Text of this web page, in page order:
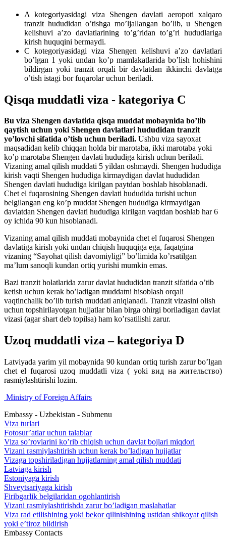
A kotegoriyasidagi viza Shengen davlati aeropoti xalqaro
tranzit hududidan o’tishga mo’ljallangan bo’lib, u Shengen
kelishuvi a’zo davlatlarining to’g’ridan to’g’ri hududlariga
kirish huquqini bermaydi.
C kotegoriyasidagi viza Shengen kelishuvi a’zo davlatlari
bo’lgan 1 yoki undan ko’p mamlakatlarida bo’lish hohishini
bildirgan yoki tranzit orqali bir davlatdan ikkinchi davlatga
o’tish istagi bor fuqarolar uchun beriladi.
Qisqa muddatli viza - kategoriya C
Bu viza Shengen davlatida qisqa muddat mobaynida bo’lib
qaytish uchun yoki Shengen davlatlari hududidan tranzit
yo’lovchi sifatida o’tish uchun beriladi. Ushbu viza sayoxat
maqsadidan kelib chiqqan holda bir marotaba, ikki marotaba yoki
ko’p marotaba Shengen davlati hududiga kirish uchun beriladi.
Vizaning amal qilish muddati 5 yildan oshmaydi. Shengen hududiga
kirish vaqti Shengen hududiga kirmaydigan davlat hududidan
Shengen davlati hududiga kirilgan paytdan boshlab hisoblanadi.
Chet el fuqarosining Shengen davlati hududida turishi uchun
belgilangan eng ko’p muddat Shengen hududiga kirmaydigan
davlatdan Shengen davlati hududiga kirilgan vaqtdan boshlab har 6
oy ichida 90 kun hisoblanadi.
Vizaning amal qilish muddati mobaynida chet el fuqarosi Shengen
davlatiga kirish yoki undan chiqish huquqiga ega, faqatgina
vizaning “Sayohat qilish davomiyligi” bo’limida ko’rsatilgan
ma’lum sanoqli kundan ortiq yurishi mumkin emas.
Bazi tranzit holatlarida zarur davlat hududidan tranzit sifatida o’tib
ketish uchun kerak bo’ladigan muddatni hisoblash orqali
vaqtinchalik bo’lib turish muddati aniqlanadi. Tranzit vizasini olish
uchun topshirilayotgan hujjatlar bilan birga ohirgi boriladigan davlat
vizasi (agar shart deb topilsa) ham ko’rsatilishi zarur.
Uzoq muddatli viza – kategoriya D
Latviyada yarim yil mobaynida 90 kundan ortiq turish zarur bo’lgan
chet el fuqarosi uzoq muddatli viza ( yoki вид на жительство)
rasmiylashtirishi lozim.
Ministry of Foreign Affairs
Embassy - Uzbekistan - Submenu
Viza turlari
Fotosur’atlar uchun talablar
Viza so’rovlarini ko’rib chiqish uchun davlat bojlari miqdori
Vizani rasmiylashtirish uchun kerak bo’ladigan hujjatlar
Vizaga topshiriladigan hujjatlarning amal qilish muddati
Latviaga kirish
Estoniyaga kirish
Shveytsariyaga kirish
Firibgarlik belgilaridan ogohlantirish
Vizani rasmiylashtirishda zarur bo’ladigan maslahatlar
Viza rad etilishining yoki bekor qilinishining ustidan shikoyat qilish
yoki e’tiroz bildirish
Embassy Contacts